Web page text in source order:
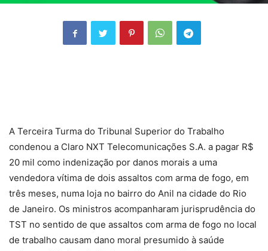
A Terceira Turma do Tribunal Superior do Trabalho
condenou a Claro NXT Telecomunicações S.A. a pagar R$
20 mil como indenização por danos morais a uma
vendedora vítima de dois assaltos com arma de fogo, em
três meses, numa loja no bairro do Anil na cidade do Rio
de Janeiro. Os ministros acompanharam jurisprudência do
TST no sentido de que assaltos com arma de fogo no local
de trabalho causam dano moral presumido à saúde